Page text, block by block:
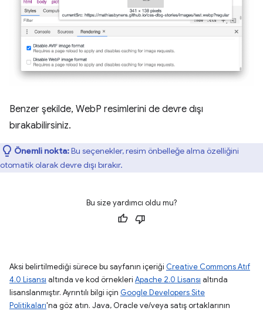
Benzer şekilde, WebP resimlerini de devre dışı
bırakabilirsiniz.
Önemli nokta:Bu seçenekler, resim önbelleğe alma özelliğini
otomatik olarak devre dışı bırakır.
Bu size yardımcı oldu mu?
Aksi belirtilmediği sürece bu sayfanın içeriği Creative Commons Atıf
4.0 Lisansı altında ve kod örnekleri Apache 2.0 Lisansı altında
lisanslanmıştır. Ayrıntılı bilgi için Google Developers Site
Politikaları'na göz atın. Java, Oracle ve/veya satış ortaklarının